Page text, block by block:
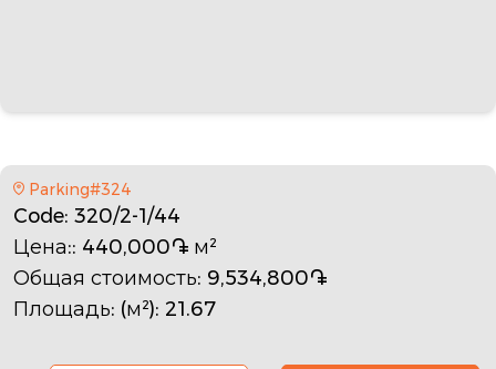
Parking#324
Code: 320/2-1/44
Цена:: 440,000֏ м²
Общая стоимость: 9,534,800֏
Площадь: (м²): 21.67